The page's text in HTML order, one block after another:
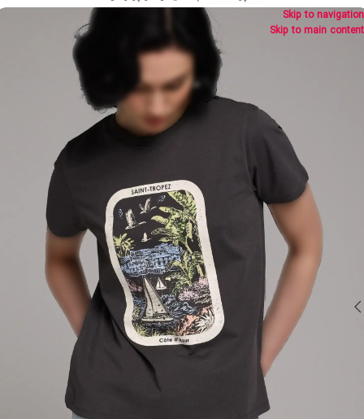
Skip to navigation
Skip to main content